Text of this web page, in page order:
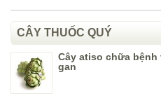
CÂY THUỐC QUÝ
Cây atiso chữa bệnh
gan